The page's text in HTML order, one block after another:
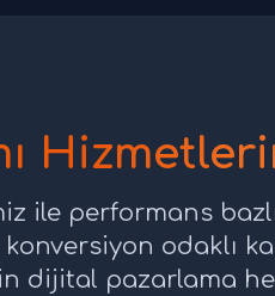
ile performans
odaklı
dijital pazarlama